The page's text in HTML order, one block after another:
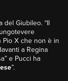
del Giubileo. “Il
Pio X che non è in
a Regina
e Pucci ha
”.